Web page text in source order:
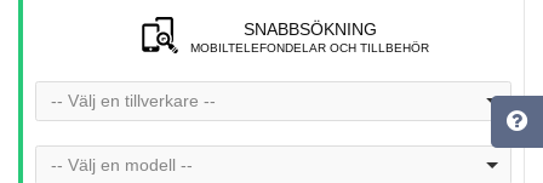
SNABBSÖKNING
MOBILTELEFONDELAR OCH TILLBEHÖR
-- Välj en tillverkare --
-- Välj en modell --